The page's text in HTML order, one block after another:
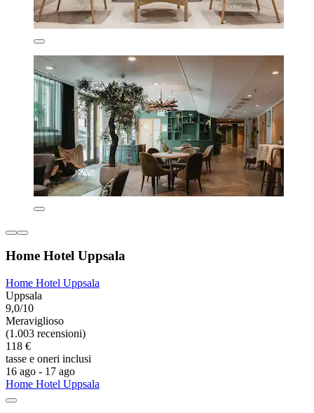
Home Hotel Uppsala
Home Hotel Uppsala
Uppsala
9,0/10
Meraviglioso
(1.003 recensioni)
118 €
tasse e oneri inclusi
16 ago - 17 ago
Home Hotel Uppsala